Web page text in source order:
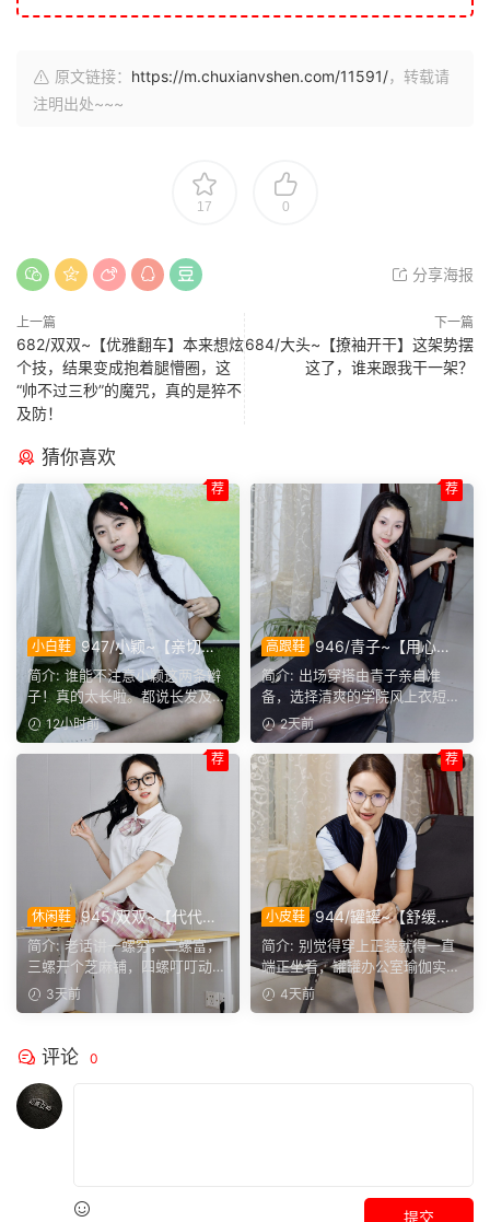
原文链接： https://m.chuxianvshen.com/11591/，转载请
注明出处~~~
17 0
分享海报
上一篇
682/双双~【优雅翻车】本来想炫
个技，结果变成抱着腿懵圈，这
“帅不过三秒”的魔咒，真的是猝不
及防！
下一篇
684/大头~【撩袖开干】这架势摆
这了，谁来跟我干一架？
猜你喜欢
小白鞋
947/小颖~【亲切大
方】神情温和从容，是印象里
邻家女孩的样子，温顺恬静，
越看越舒服。
简介: 谁能不注意小颖这两条辫
子！真的太长啦。都说长发及
腰，她这编好的麻花辫，...
12小时前
荐
高跟鞋
946/青子~【用心准
备】来看青子亲自准备的整套
穿搭，经典学院风上身，这套
上身效果很合意。
简介: 出场穿搭由青子亲自准
备，选择清爽的学院风上衣短
裙。两双同款材质的袜子，...
2天前
荐
休闲鞋 945/双双~【代代相
传】提起手指螺纹的老话，不
少人小时候都听过，大家还能
回忆起几句？
简介: 老话讲一螺穷，二螺富，
三螺开个芝麻铺，四螺叮叮动，
五螺挑屎桶。和双双聊...
3天前
荐
小皮鞋 944/罐罐~【舒缓筋
骨】谁说正装不方便舒展肢
体，干练得体的职场装束，练
瑜伽完全不受影响。
简介: 别觉得穿上正装就得一直
端正坐着，罐罐办公室瑜伽实拍
来啦。就算一身正装，...
4天前
荐
评论 0
提交